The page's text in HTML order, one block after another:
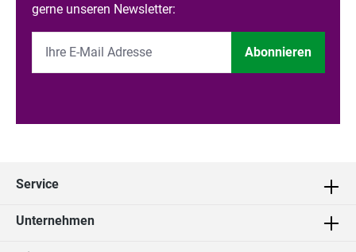
gerne unseren Newsletter:
Abonnieren
Service
Unternehmen